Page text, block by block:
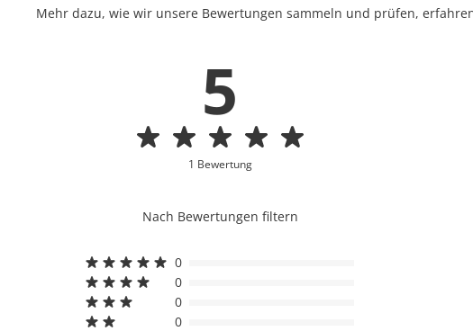
Mehr dazu, wie wir unsere Bewertungen sammeln und prüfen,
5
1 Bewertung
Nach Bewertungen filtern
0
0
0
0